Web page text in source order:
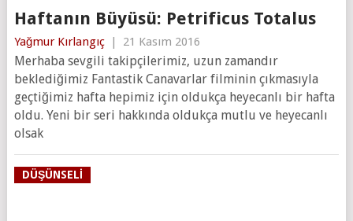
Haftanın Büyüsü: Petrificus Totalus
Yağmur Kırlangıç | 21 Kasım 2016
Merhaba sevgili takipçilerimiz, uzun zamandır
beklediğimiz Fantastik Canavarlar filminin çıkmasıyla
geçtiğimiz hafta hepimiz için oldukça heyecanlı bir hafta
oldu. Yeni bir seri hakkında oldukça mutlu ve heyecanlı
olsak
DÜŞÜNSELI